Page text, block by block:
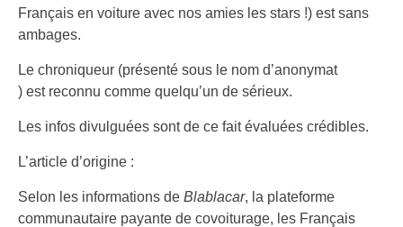
Français en voiture avec nos amies les stars !) est sans
ambages.
Le chroniqueur (présenté sous le nom d’anonymat
) est reconnu comme quelqu’un de sérieux.
Les infos divulguées sont de ce fait évaluées crédibles.
L’article d’origine :
Selon les informations de Blablacar, la plateforme
communautaire payante de covoiturage, les Français